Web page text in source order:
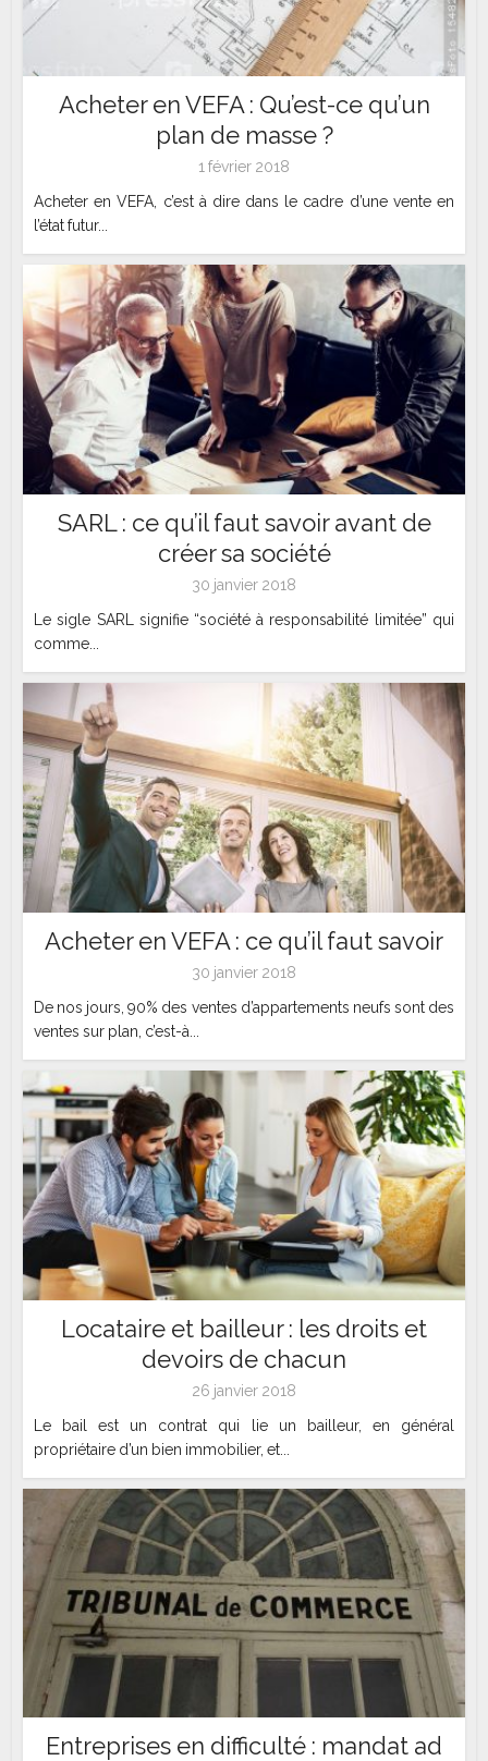
Acheter en VEFA : Qu’est-ce qu’un
plan de masse ?
1 février 2018
Acheter en VEFA, c’est à dire dans le cadre d’une vente en
l’état futur...
SARL : ce qu’il faut savoir avant de
créer sa société
30 janvier 2018
Le sigle SARL signifie “société à responsabilité limitée” qui
comme...
Acheter en VEFA : ce qu’il faut savoir
30 janvier 2018
De nos jours, 90% des ventes d’appartements neufs sont des
ventes sur plan, c’est-à...
Locataire et bailleur : les droits et
devoirs de chacun
26 janvier 2018
Le bail est un contrat qui lie un bailleur, en général
propriétaire d’un bien immobilier, et...
Entreprises en difficulté : mandat ad